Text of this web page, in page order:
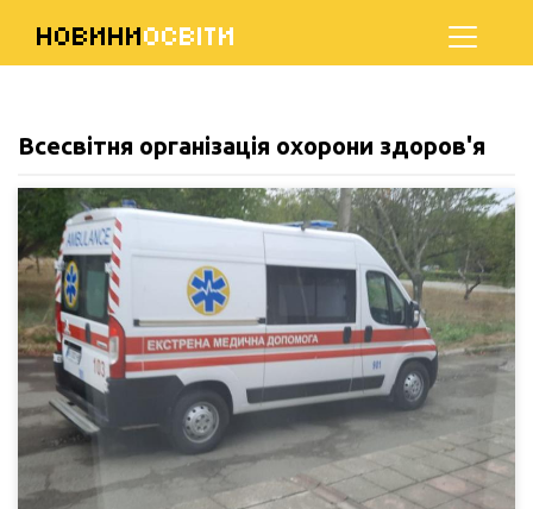
НОВИНИОСВІТИ
Всесвітня організація охорони здоров'я